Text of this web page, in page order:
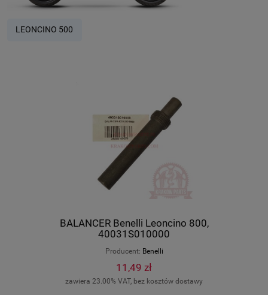
LEONCINO 500
BALANCER Benelli Leoncino 800,
40031S010000
Producent: Benelli
11,49 zł
zawiera 23.00% VAT, bez kosztów dostawy